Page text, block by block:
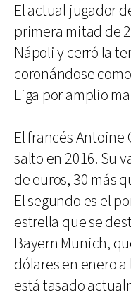
El actual jugador
primera mitad de
Nápoli y cerró la
coronándose
Liga por amplio
El francés Antoine
salto en 2016. Su
de euros, 30 más
El segundo es el
estrella que se
Bayern Munich,
dólares en enero
está tasado